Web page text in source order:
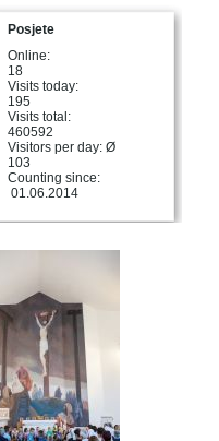
Posjete
Online:
18
Visits today:
195
Visits total:
460592
Visitors per day: Ø
103
Counting since:
01.06.2014